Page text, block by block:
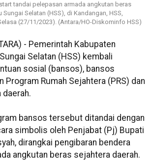
tandai pelepasan armada angkutan beras
Sungai Selatan (HSS), di Kandangan, HSS,
(27/11/2023). (Antara/HO-Diskominfo HSS)
- Pemerintah Kabupaten
Selatan (HSS) kembali
sosial (bansos), bansos
Program Rumah Sejahtera (PRS) dan
bansos tersebut ditandai dengan
simbolis oleh Penjabat (Pj) Bupati
dirangkai pengibaran bendera
angkutan beras sejahtera daerah.